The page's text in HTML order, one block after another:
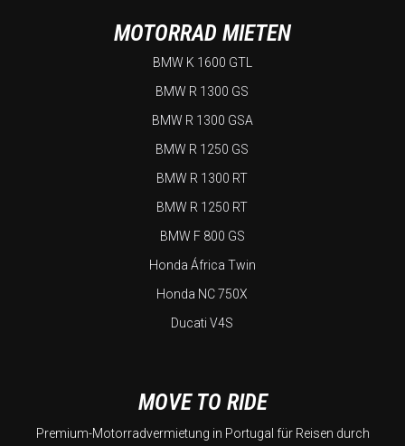
MOTORRAD MIETEN
BMW K 1600 GTL
BMW R 1300 GS
BMW R 1300 GSA
BMW R 1250 GS
BMW R 1300 RT
BMW R 1250 RT
BMW F 800 GS
Honda África Twin
Honda NC 750X
Ducati V4S
MOVE TO RIDE
Premium-Motorradvermietung in Portugal für Reisen durch